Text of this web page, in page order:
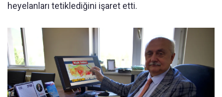
heyelanları tetiklediğini işaret etti.